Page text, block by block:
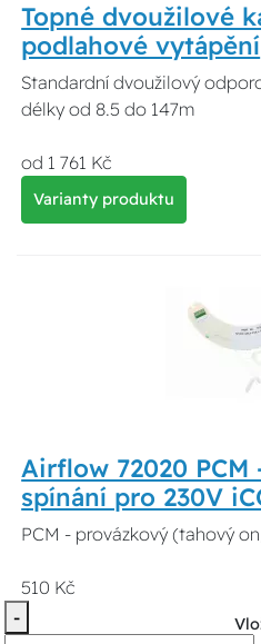
Topné dvoužilové
podlahové vytápění
Standardní dvoužilový
délky od 8.5 do 147m
od 1 761 Kč
Varianty produktu
Airflow 72020
spínání pro 230V
PCM - provázkový (tahový
510 Kč
-